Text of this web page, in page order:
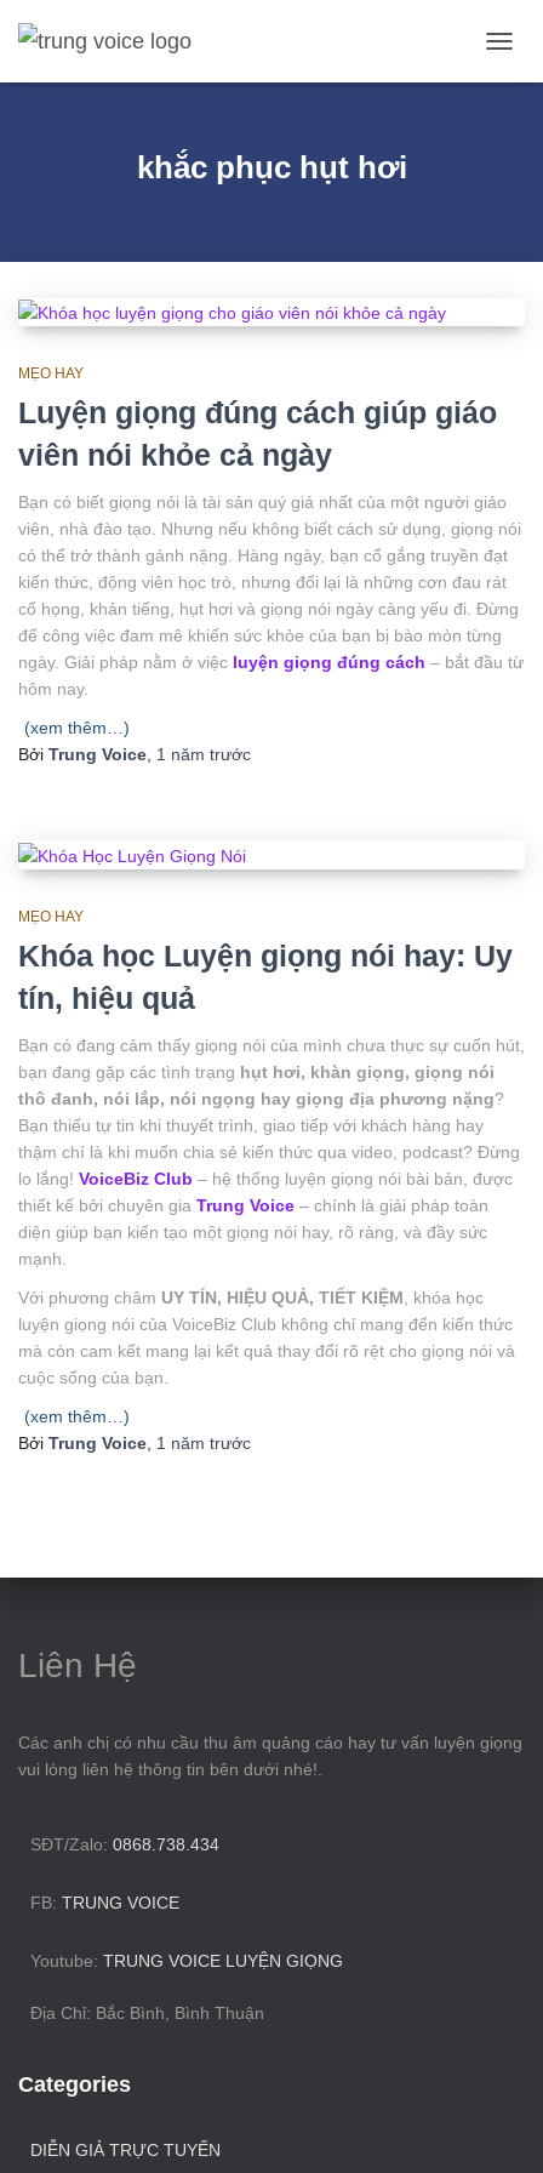
ĐỔI
khắc phục hụt hơi
MẸO HAY
Luyện giọng đúng cách giúp giáo
viên nói khỏe cả ngày
Bạn có biết giọng nói là tài sản quý giá nhất của một người giáo
viên, nhà đào tạo. Nhưng nếu không biết cách sử dụng, giọng nói
có thể trở thành gánh nặng. Hàng ngày, bạn cố gắng truyền đạt
kiến thức, động viên học trò, nhưng đổi lại là những cơn đau rát
cổ họng, khản tiếng, hụt hơi và giọng nói ngày càng yếu đi. Đừng
để công việc đam mê khiến sức khỏe của bạn bị bào mòn từng
ngày. Giải pháp nằm ở việc luyện giọng đúng cách – bắt đầu từ
hôm nay.
(xem thêm…)
Bởi Trung Voice, 1 năm trước
MẸO HAY
Khóa học Luyện giọng nói hay: Uy
tín, hiệu quả
Bạn có đang cảm thấy giọng nói của mình chưa thực sự cuốn hút,
bạn đang gặp các tình trạng hụt hơi, khàn giọng, giọng nói
thô đanh, nói lắp, nói ngọng hay giọng địa phương nặng?
Bạn thiếu tự tin khi thuyết trình, giao tiếp với khách hàng hay
thậm chí là khi muốn chia sẻ kiến thức qua video, podcast? Đừng
lo lắng! VoiceBiz Club – hệ thống luyện giọng nói bài bản, được
thiết kế bởi chuyên gia Trung Voice – chính là giải pháp toàn
diện giúp bạn kiến tạo một giọng nói hay, rõ ràng, và đầy sức
mạnh.
Với phương châm UY TÍN, HIỆU QUẢ, TIẾT KIỆM , khóa học
luyện giọng nói của VoiceBiz Club không chỉ mang đến kiến thức
mà còn cam kết mang lại kết quả thay đổi rõ rệt cho giọng nói và
cuộc sống của bạn.
(xem thêm…)
Bởi Trung Voice 1 năm trước
Liên Hệ
Các anh chị có nhu cầu thu âm quảng cáo hay tư vấn luyện giọng
vui lòng liên hệ thông tin bên dưới nhé!.
SĐT/Zalo: 0868.738.434
FB: TRUNG VOICE
Youtube: TRUNG VOICE LUYỆN GIỌNG
Địa Chỉ: Bắc Bình, Bình Thuận
Categories
DIỄN GIẢ TRỰC TUYẾN